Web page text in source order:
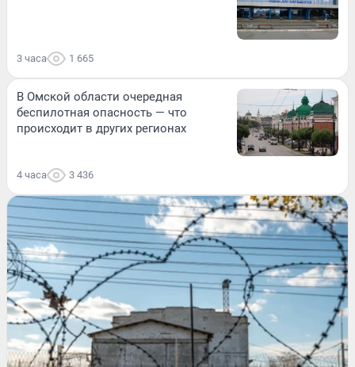
3 часа 1 665
В Омской области очередная
беспилотная опасность — что
происходит в других регионах
4 часа 3 436